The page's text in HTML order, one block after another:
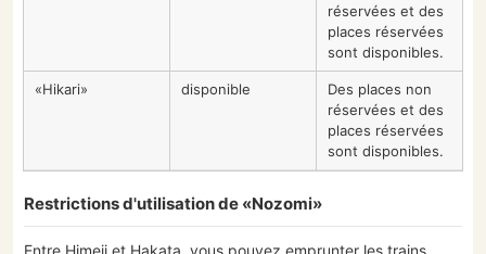
réservées et des
places réservées
sont disponibles.
«Hikari» disponible
Des places non
réservées et des
places réservées
sont disponibles.
Restrictions d'utilisation de «Nozomi»
Entre Himeji et Hakata, vous pouvez emprunter les trains